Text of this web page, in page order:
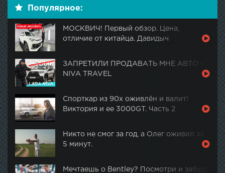
Популярное:
МОСКВИЧ! Первый обзор. Цена,
отличие от китайца. Давидыч
ЗАПРЕТИЛИ ПРОДАВАТЬ МНЕ АВТО -
NIVA TRAVEL
Спорткар из 90х оживлён и валит!
Виктория и ее 3000GT. Часть 2
Никто не смог за год, а Олег оживил за
5 минут.
Мечтаешь о Bentley? Посмотри и забудь